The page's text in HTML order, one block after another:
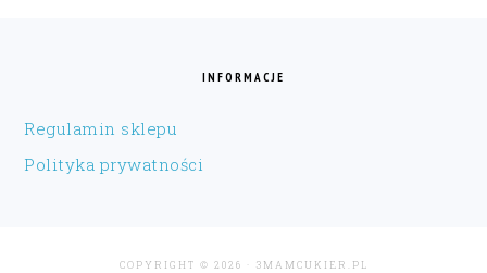
INFORMACJE
Regulamin sklepu
Polityka prywatności
COPYRIGHT © 2026 · 3MAMCUKIER.PL